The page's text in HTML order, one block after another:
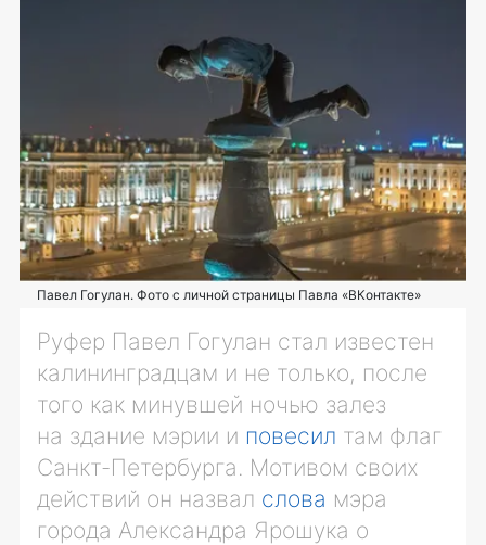
Павел Гогулан. Фото с личной страницы Павла «ВКонтакте»
Руфер Павел Гогулан стал известен
калининградцам и не только, после
того как минувшей ночью залез
на здание мэрии и повесил там флаг
Санкт-Петербурга. Мотивом своих
действий он назвал слова мэра
города Александра Ярошука о